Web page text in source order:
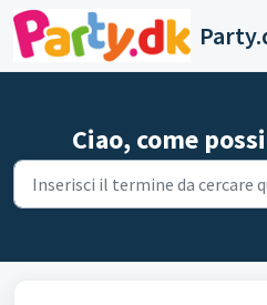
Salta al contenuto principale
Ciao, come